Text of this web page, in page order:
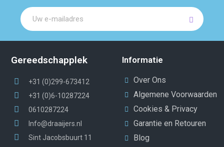
Gereedschapplek
+31 (0)299-673412
+31 (0)6-10287224
0610287224
Info@draaijers.nl
Sint Jacobsbuurt 11
Informatie
Over Ons
Algemene Voorwaarden
Cookies & Privacy
Garantie en Retouren
Blog